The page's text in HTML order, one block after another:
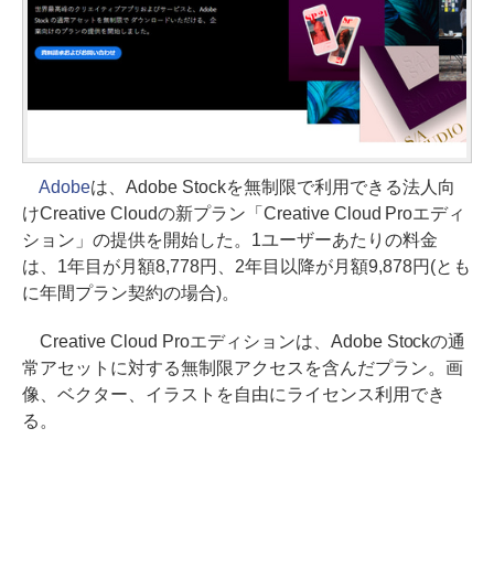
Adobeは、Adobe Stockを無制限で利用できる法人向
けCreative Cloudの新プラン「Creative Cloud Proエディ
ション」の提供を開始した。1ユーザーあたりの料金
は、1年目が月額8,778円、2年目以降が月額9,878円(とも
に年間プラン契約の場合)。
Creative Cloud Proエディションは、Adobe Stockの通
常アセットに対する無制限アクセスを含んだプラン。画
像、ベクター、イラストを自由にライセンス利用でき
る。